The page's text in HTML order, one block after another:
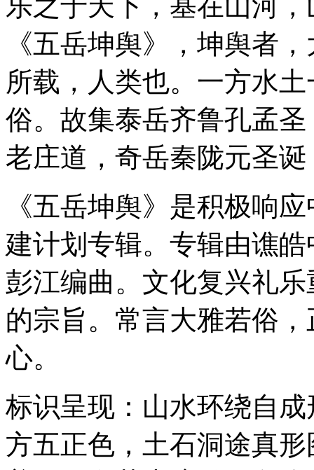
《五岳坤舆》，坤舆者
所载，人类也。一方水
俗。故集泰岳齐鲁孔孟
老庄道，奇岳秦陇元圣
《五岳坤舆》是积极响
建计划专辑。专辑由谯
彭江编曲。文化复兴礼
的宗旨。常言大雅若俗
心。
标识呈现：山水环绕自
方五正色，土石洞途真